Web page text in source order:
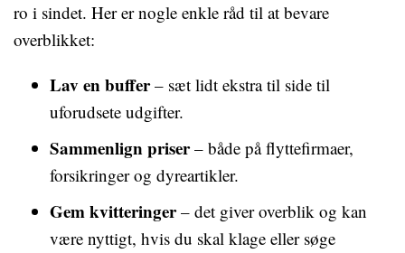
ro i sindet. Her er nogle enkle råd til at bevare
overblikket:
Lav en buffer– sæt lidt ekstra til side til
uforudsete udgifter.
Sammenlign priser– både på flyttefirmaer,
forsikringer og dyreartikler.
Gem kvitteringer– det giver overblik og kan
være nyttigt, hvis du skal klage eller søge